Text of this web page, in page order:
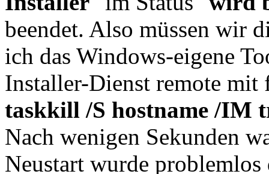
beendet. Also müssen wir
ich das Windows-eigene
Installer-Dienst remote mit
taskkill /S hostname /IM
Nach wenigen Sekunden
Neustart wurde